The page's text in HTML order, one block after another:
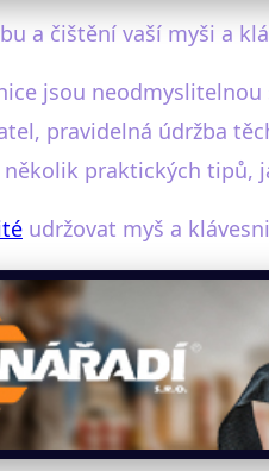
čtení · Autor: Michal Kovář
a čištění vaší myši a
jsou
pravidelná údržba
praktických tipů,
udržovat myš a